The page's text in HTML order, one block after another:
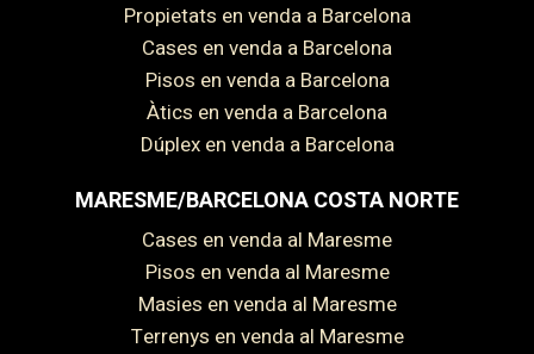
Propietats en venda a Barcelona
Cases en venda a Barcelona
Pisos en venda a Barcelona
Àtics en venda a Barcelona
Dúplex en venda a Barcelona
MARESME/BARCELONA COSTA NORTE
Cases en venda al Maresme
Pisos en venda al Maresme
Masies en venda al Maresme
Terrenys en venda al Maresme